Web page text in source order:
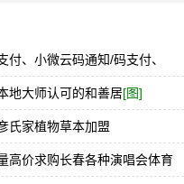
付、小微云码通知/码支付、
地大师认可的和善居[图]
氏家植物草本加盟
高价求购长春各种演唱会体育